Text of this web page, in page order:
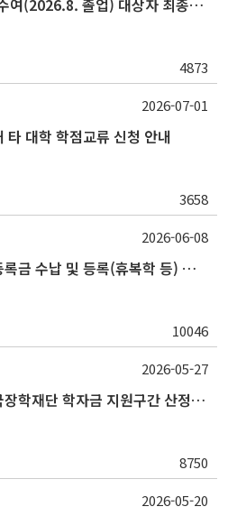
2025학년도 후기 학위수여(2026.8. 졸업) 대상자 최종인준 논문 제출 안내
4873
대학 학점교류 신청 안내
3658
2026-07-01
2026학년도 제2학기 등록금 수납 및 등록(휴복학 등) 일정 안내
10046
2026-06-08
2026학년도 2학기 한국장학재단 학자금 지원구간 산정 신청 안내
8750
2026-05-27
2026-05-20